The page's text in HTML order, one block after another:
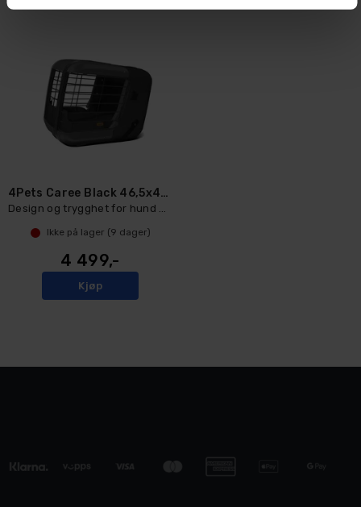
4Pets Caree Black 46,5x47,2x57 cm
Design og trygghet for hund og katt
Ikke på lager (9 dager)
4 499,-
Kjøp